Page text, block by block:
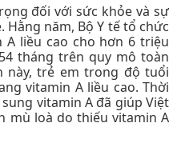
đối với sức khỏe và sự
năm, Bộ Y tế tổ chức
A liều cao cho hơn 6 triệu
tháng trên quy mô toàn
này, trẻ em trong độ tuổi
vitamin A liều cao. Thời
vitamin A đã giúp Việt
mù loà do thiếu vitamin A